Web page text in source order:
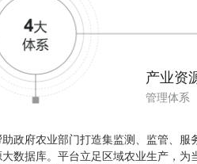
产业资
管理体系
政府农业部门打造集监测、监管、服
数据库。平台立足区域农业生产，为